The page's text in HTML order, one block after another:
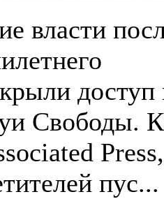
власти
доступ
Свободы.
Press,
пус...